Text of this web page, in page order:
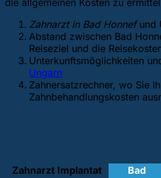
die allgemeinen Kosten zu
Zahnarzt in Bad Honnefund
Abstand zwischen Bad
Reiseziel und die
Unterkunftsmöglichkeiten
Ungarn
Zahnersatzrechner, wo Sie
Zahnbehandlungskosten
Zahnarzt Implantat
Bad